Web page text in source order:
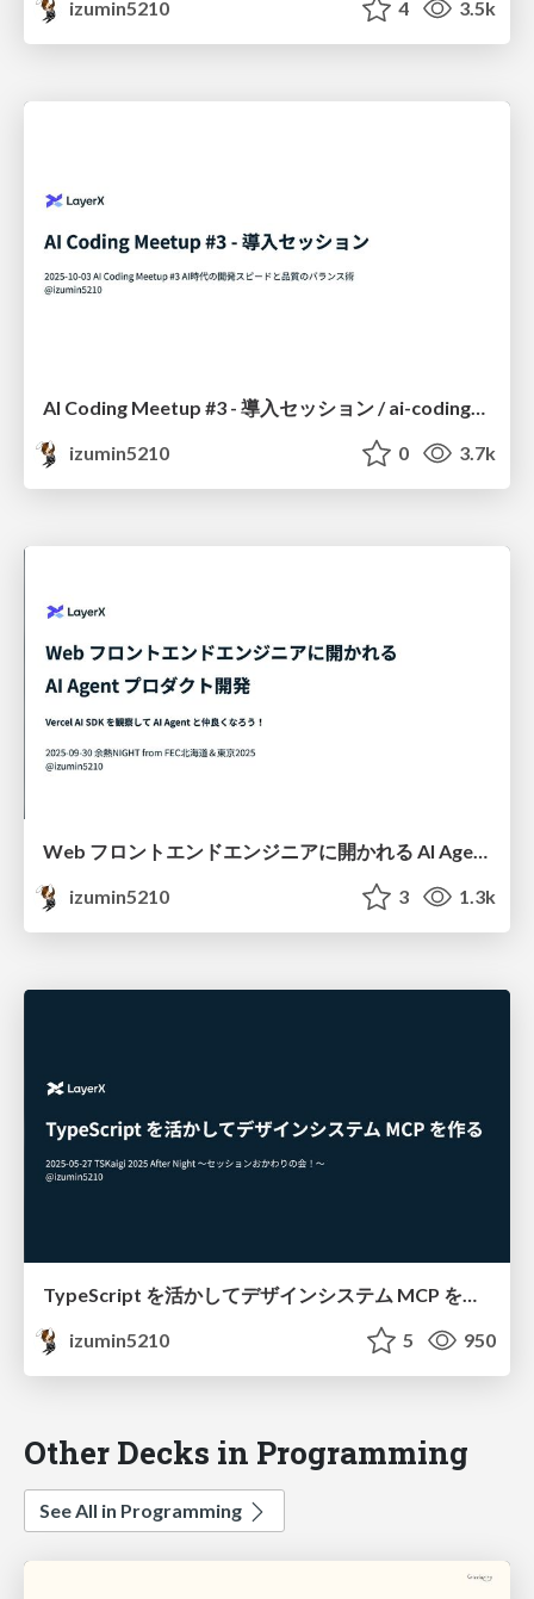
izumin5210 4 3.5k
izumin5210
0 3.7k
Web フロントエンドエンジニアに開かれる AI Agent プロダクト開発 - Vercel AI SDK を観察して AI Agent と仲良くなろう！ #FEC余熱NIGHT
izumin5210
3 1.3k
TypeScript を活かしてデザインシステム MCP を作る / #tskaigi_after_night
izumin5210
5 950
Other Decks in Programming
See All in Programming